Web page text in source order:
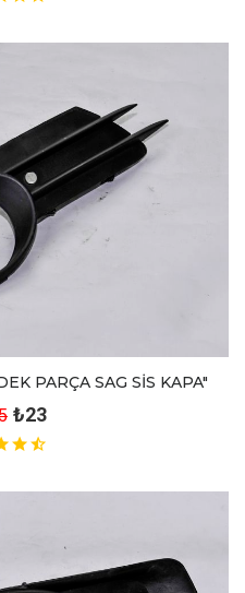
PARÇA SAG SİS KAPA"
₺23